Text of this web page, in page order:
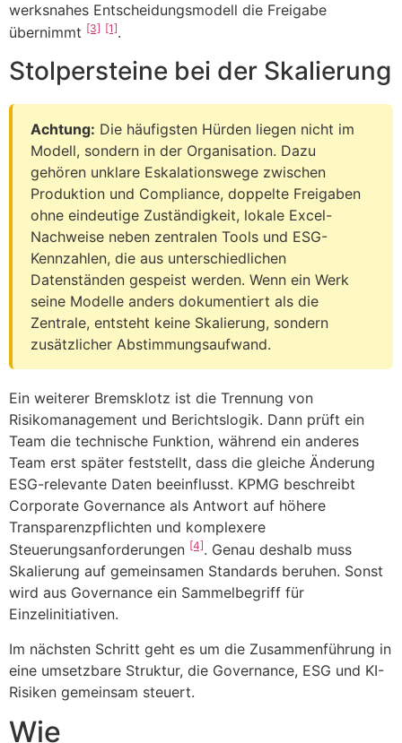
werksnahes Entscheidungsmodell die Freigabe
übernimmt [3] [1].
Stolpersteine bei der Skalierung
Achtung: Die häufigsten Hürden liegen nicht im
Modell, sondern in der Organisation. Dazu
gehören unklare Eskalationswege zwischen
Produktion und Compliance, doppelte Freigaben
ohne eindeutige Zuständigkeit, lokale Excel-
Nachweise neben zentralen Tools und ESG-
Kennzahlen, die aus unterschiedlichen
Datenständen gespeist werden. Wenn ein Werk
seine Modelle anders dokumentiert als die
Zentrale, entsteht keine Skalierung, sondern
zusätzlicher Abstimmungsaufwand.
Ein weiterer Bremsklotz ist die Trennung von
Risikomanagement und Berichtslogik. Dann prüft ein
Team die technische Funktion, während ein anderes
Team erst später feststellt, dass die gleiche Änderung
ESG-relevante Daten beeinflusst. KPMG beschreibt
Corporate Governance als Antwort auf höhere
Transparenzpflichten und komplexere
Steuerungsanforderungen [4]. Genau deshalb muss
Skalierung auf gemeinsamen Standards beruhen. Sonst
wird aus Governance ein Sammelbegriff für
Einzelinitiativen.
Im nächsten Schritt geht es um die Zusammenführung in
eine umsetzbare Struktur, die Governance, ESG und KI-
Risiken gemeinsam steuert.
Wie